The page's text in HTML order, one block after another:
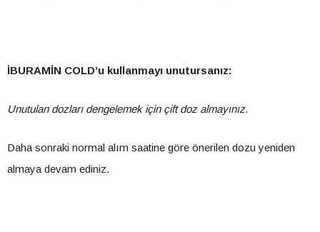
İBURAMİN COLD’u kullanmayı unutursanız:
Unutulan dozları dengelemek için çift doz almayınız.
Daha sonraki normal alım saatine göre önerilen dozu yeniden
almaya devam ediniz.